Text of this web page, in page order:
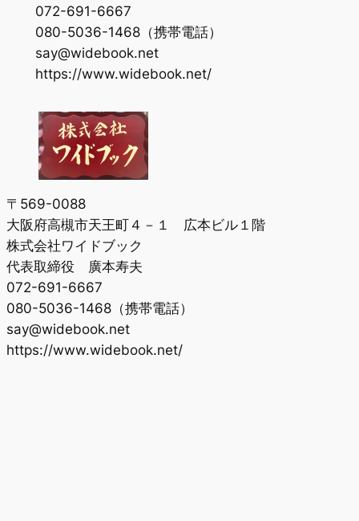
072-691-6667
080-5036-1468（携帯電話）
say@widebook.net
https://www.widebook.net/
〒569-0088
大阪府高槻市天王町４－１ 広本ビル１階
株式会社ワイドブック
代表取締役 廣本寿夫
072-691-6667
080-5036-1468（携帯電話）
say@widebook.net
https://www.widebook.net/